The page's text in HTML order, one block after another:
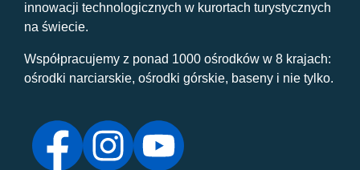
innowacji technologicznych w kurortach turystycznych
na świecie.
Współpracujemy z ponad 1000 ośrodków w 8 krajach:
ośrodki narciarskie, ośrodki górskie, baseny i nie tylko.